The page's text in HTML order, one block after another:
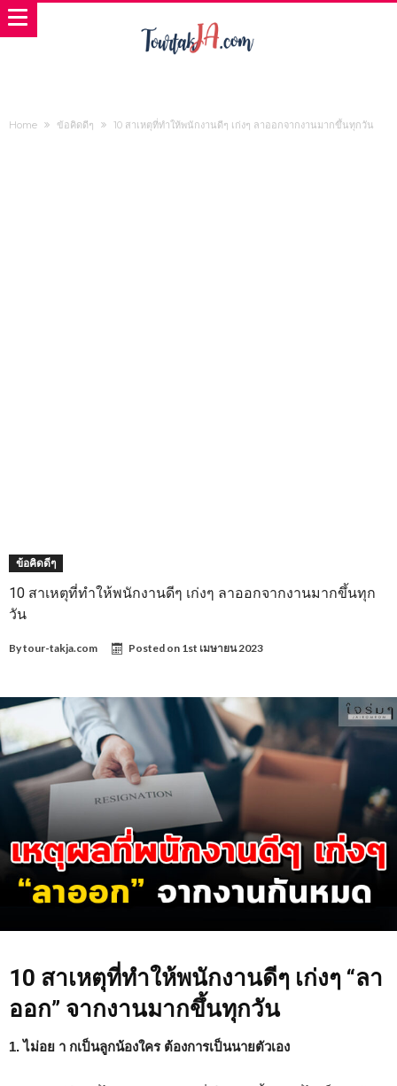
Home ข้อคิดดีๆ 10 สาเหตุที่ทำให้พนักงานดีๆ เก่งๆ ลาออกจากงานมากขึ้นทุกวัน
ข้อคิดดีๆ
10 สาเหตุที่ทำให้พนักงานดีๆ เก่งๆ ลาออกจากงานมากขึ้นทุก
วัน
Bytour-takja.com Posted on 1st เมษายน 2023
10 สาเหตุที่ทำให้พนักงานดีๆ เก่งๆ “ลา
ออก” จากงานมากขึ้นทุกวัน
1. ไม่อย า กเป็นลูกน้องใคร ต้องการเป็นนายตัวเอง